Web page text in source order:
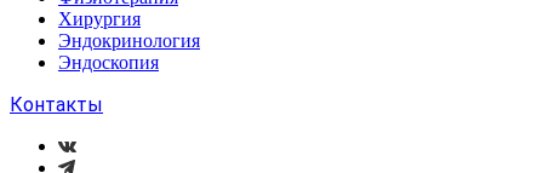
Хирургия
Эндокринология
Эндоскопия
Контакты